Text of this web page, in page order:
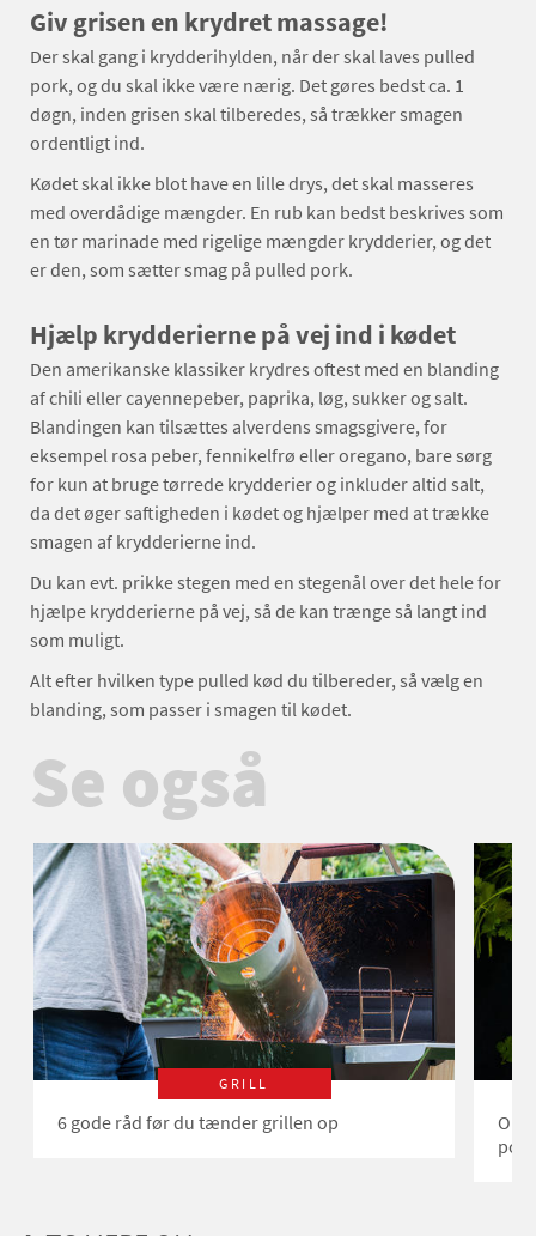
Giv grisen en krydret massage!
Der skal gang i krydderihylden, når der skal laves pulled
pork, og du skal ikke være nærig. Det gøres bedst ca. 1
døgn, inden grisen skal tilberedes, så trækker smagen
ordentligt ind.
Kødet skal ikke blot have en lille drys, det skal masseres
med overdådige mængder. En rub kan bedst beskrives som
en tør marinade med rigelige mængder krydderier, og det
er den, som sætter smag på pulled pork.
Hjælp krydderierne på vej ind i kødet
Den amerikanske klassiker krydres oftest med en blanding
af chili eller cayennepeber, paprika, løg, sukker og salt.
Blandingen kan tilsættes alverdens smagsgivere, for
eksempel rosa peber, fennikelfrø eller oregano, bare sørg
for kun at bruge tørrede krydderier og inkluder altid salt,
da det øger saftigheden i kødet og hjælper med at trække
smagen af krydderierne ind.
Du kan evt. prikke stegen med en stegenål over det hele for
hjælpe krydderierne på vej, så de kan trænge så langt ind
som muligt.
Alt efter hvilken type pulled kød du tilbereder, så vælg en
blanding, som passer i smagen til kødet.
Se også
GRILL
6 gode råd før du tænder grillen op
pork